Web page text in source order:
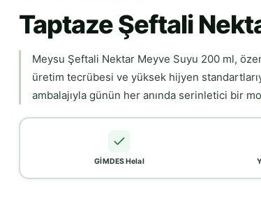
Taptaze Şeftali
Meysu Şeftali Nektar Meyve Suyu 200 ml,
üretim tecrübesi ve yüksek hijyen
ambalajıyla günün her anında serinletici bir
GİMDES Helal